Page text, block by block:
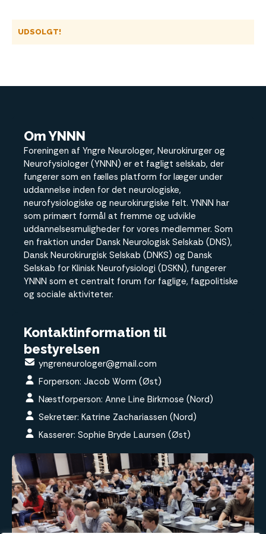
UDSOLGT!
Om YNNN
Foreningen af Yngre Neurologer, Neurokirurger og
Neurofysiologer (YNNN) er et fagligt selskab, der
fungerer som en fælles platform for læger under
uddannelse inden for det neurologiske,
neurofysiologiske og neurokirurgiske felt. YNNN har
som primært formål at fremme og udvikle
uddannelsesmuligheder for vores medlemmer. Som
en fraktion under Dansk Neurologisk Selskab (DNS),
Dansk Neurokirurgisk Selskab (DNKS) og Dansk
Selskab for Klinisk Neurofysiologi (DSKN), fungerer
YNNN som et centralt forum for faglige, fagpolitiske
og sociale aktiviteter.
Kontaktinformation til
bestyrelsen
yngreneurologer@gmail.com
Forperson: Jacob Worm (Øst)
Næstforperson: Anne Line Birkmose (Nord)
Sekretær: Katrine Zachariassen (Nord)
Kasserer: Sophie Bryde Laursen (Øst)